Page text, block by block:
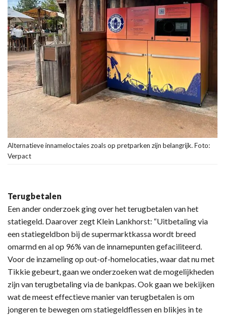
Alternatieve innameloctaies zoals op pretparken zijn belangrijk. Foto:
Verpact
Terugbetalen
Een ander onderzoek ging over het terugbetalen van het
statiegeld. Daarover zegt Klein Lankhorst: “Uitbetaling via
een statiegeldbon bij de supermarktkassa wordt breed
omarmd en al op 96% van de innamepunten gefaciliteerd.
Voor de inzameling op out-of-homelocaties, waar dat nu met
Tikkie gebeurt, gaan we onderzoeken wat de mogelijkheden
zijn van terugbetaling via de bankpas. Ook gaan we bekijken
wat de meest effectieve manier van terugbetalen is om
jongeren te bewegen om statiegeldflessen en blikjes in te